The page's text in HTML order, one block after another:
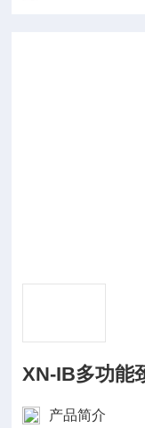
XN-IB多功能
产品简介